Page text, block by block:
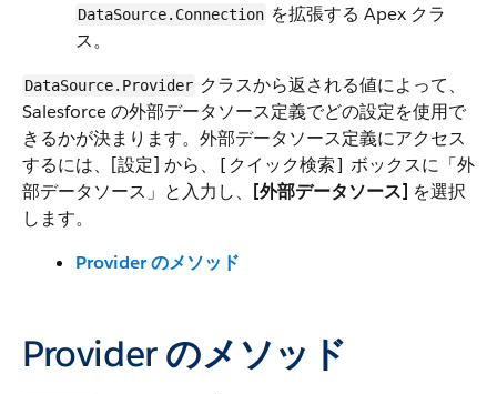
DataSource.Connection を拡張する Apex クラ
ス。
DataSource.Provider クラスから返される値によって、
Salesforce の外部データソース定義でどの設定を使用で
きるかが決まります。外部データソース定義にアクセス
するには、[設定] から、
[クイック検索] ボックスに 「外
部データソース」 と入力し、 [外部データソース] を選択
します。
Provider のメソッド
Provider のメソッド